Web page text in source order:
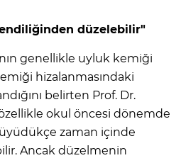
düzelebilir"
genellikle uyluk kemiği
hizalanmasındaki
belirten Prof. Dr.
okul öncesi dönemde
zaman içinde
Ancak düzelmenin